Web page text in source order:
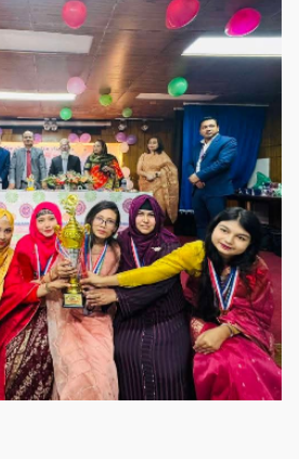
গৌরবের মুহূর্ত
গৌরবের মুহূর্ত